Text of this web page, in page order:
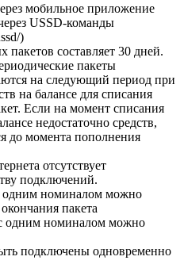
мобильное приложение
USSD-команды
)
пакетов составляет 30 дней.
пакеты
на следующий период при
на балансе для списания
Если на момент списания
недостаточно средств,
до момента пополнения
отсутствует
подключений.
одним номиналом можно
пакета
одним номиналом можно
подключены одновременно